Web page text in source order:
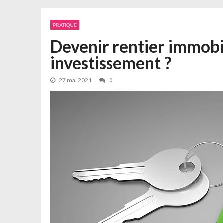
PRATIQUE
Devenir rentier
investissement ?
27 mai 2021 0